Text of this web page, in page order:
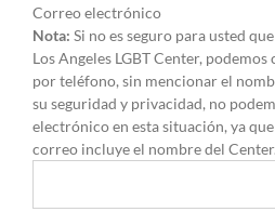
Correo electrónico
Nota: Si no es seguro para usted
Los Angeles LGBT Center,
por teléfono, sin mencionar el
su seguridad y privacidad, no
electrónico en esta situación, ya
correo incluye el nombre del Center.